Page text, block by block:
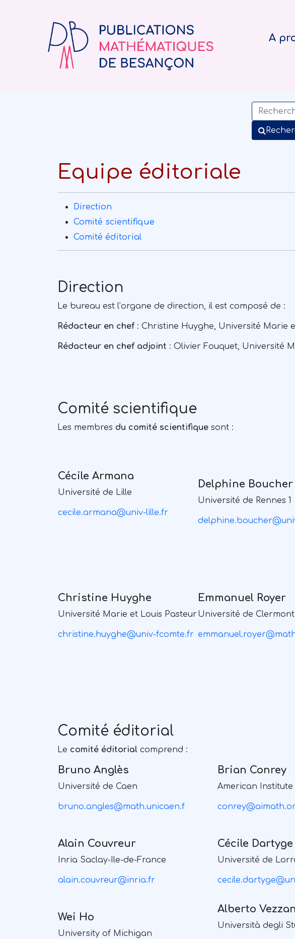
A
Equipe éditoriale
Direction
Comité scientifique
Comité éditorial
Direction
Le bureau est l’organe de direction, il est composé de :
Rédacteur en chef : Christine Huyghe, Université Marie
Rédacteur en chef adjoint : Olivier Fouquet, Université
Comité scientifique
Les membres du comité scientifique sont :
Cécile Armana
Université de Lille
cecile.armana@univ-lille.fr
Delphine Boucher
Université de Rennes 1
Christine Huyghe
Université Marie et Louis Pasteur
christine.huyghe@univ-fcomte.fr
Emmanuel Royer
Université de
Comité éditorial
Le comité éditorial comprend :
Bruno Anglès
Université de Caen
bruno.angles@math.unicaen.f
Brian Conrey
American
Alain Couvreur
Inria Saclay-Ile-de-France
alain.couvreur@inria.fr
Cécile Dartyge
Université de
Wei Ho
University of Michigan
Alberto
Università degli